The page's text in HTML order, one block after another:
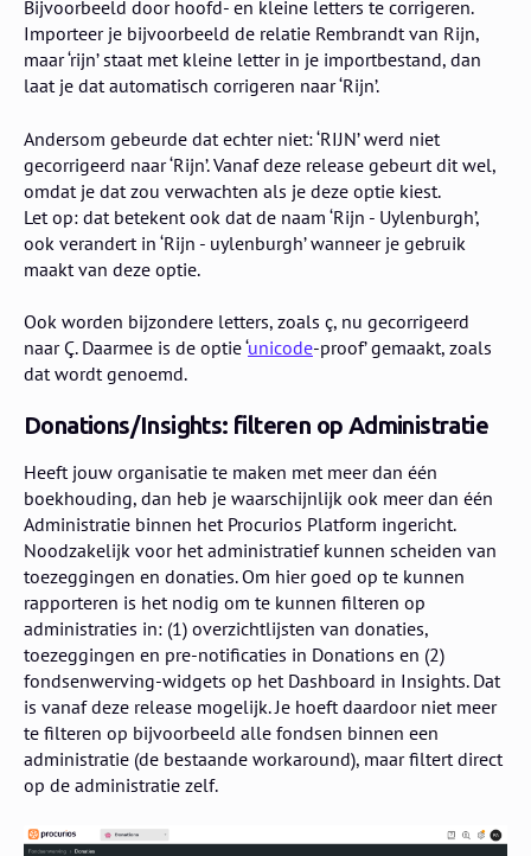
Bijvoorbeeld door hoofd- en kleine letters te corrigeren.
Importeer je bijvoorbeeld de relatie Rembrandt van Rijn,
maar ‘rijn’ staat met kleine letter in je importbestand, dan
laat je dat automatisch corrigeren naar ‘Rijn’.
Andersom gebeurde dat echter niet: ‘RIJN’ werd niet
gecorrigeerd naar ‘Rijn’. Vanaf deze release gebeurt dit wel,
omdat je dat zou verwachten als je deze optie kiest.
Let op: dat betekent ook dat de naam ‘Rijn - Uylenburgh’,
ook verandert in ‘Rijn - uylenburgh’ wanneer je gebruik
maakt van deze optie.
Ook worden bijzondere letters, zoals ç, nu gecorrigeerd
naar Ç. Daarmee is de optie ‘unicode-proof’ gemaakt, zoals
dat wordt genoemd.
Donations/Insights: filteren op Administratie
Heeft jouw organisatie te maken met meer dan één
boekhouding, dan heb je waarschijnlijk ook meer dan één
Administratie binnen het Procurios Platform ingericht.
Noodzakelijk voor het administratief kunnen scheiden van
toezeggingen en donaties. Om hier goed op te kunnen
rapporteren is het nodig om te kunnen filteren op
administraties in: (1) overzichtlijsten van donaties,
toezeggingen en pre-notificaties in Donations en (2)
fondsenwerving-widgets op het Dashboard in Insights. Dat
is vanaf deze release mogelijk. Je hoeft daardoor niet meer
te filteren op bijvoorbeeld alle fondsen binnen een
administratie (de bestaande workaround), maar filtert direct
op de administratie zelf.